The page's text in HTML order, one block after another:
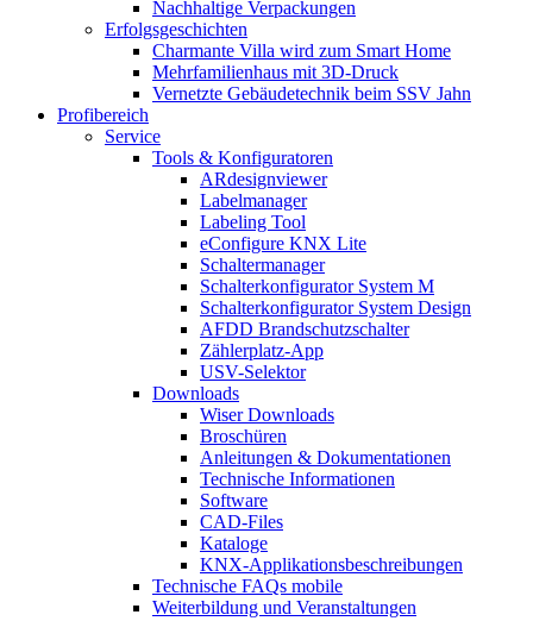
Nachhaltige Verpackungen
Erfolgsgeschichten
Charmante Villa wird zum Smart Home
Mehrfamilienhaus mit 3D-Druck
Vernetzte Gebäudetechnik beim SSV Jahn
Profibereich
Service
Tools & Konfiguratoren
ARdesignviewer
Labelmanager
Labeling Tool
eConfigure KNX Lite
Schaltermanager
Schalterkonfigurator System M
Schalterkonfigurator System Design
AFDD Brandschutzschalter
Zählerplatz-App
USV-Selektor
Downloads
Wiser Downloads
Broschüren
Anleitungen & Dokumentationen
Technische Informationen
Software
CAD-Files
Kataloge
KNX-Applikationsbeschreibungen
Technische FAQs mobile
Weiterbildung und Veranstaltungen